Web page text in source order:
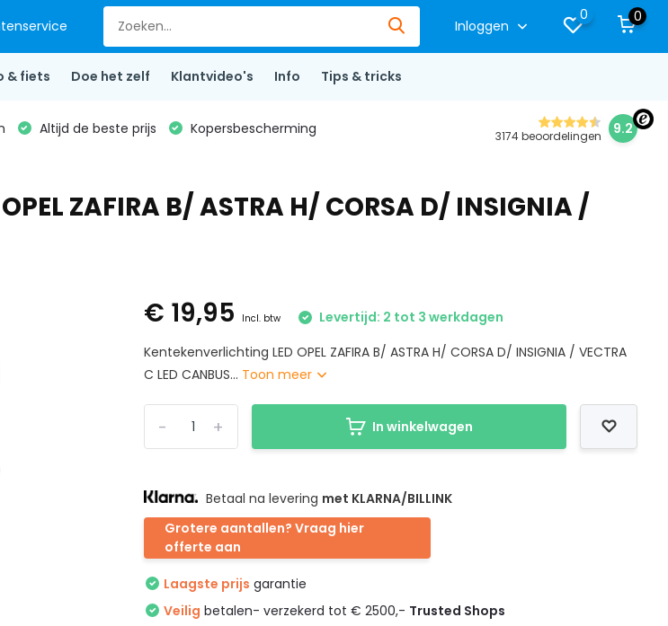
Inloggen
0 0
& fiets Doe het zelf Klantvideo's Info Tips & tricks
Altijd de beste prijs Kopersbescherming 3174 beoordelingen 9.2
ZAFIRA B/ ASTRA H/ CORSA D/ INSIGNIA /
€ 19,95 Incl. btw
Levertijd: 2 tot 3 werkdagen
Kentekenverlichting LED OPEL ZAFIRA B/ ASTRA H/ CORSA D/ INSIGNIA / VECTRA
C LED CANBUS... Toon meer
+
- In winkelwagen
Betaal na levering met KLARNA/BILLINK
Grotere aantallen? Vraag hier
offerte aan
Laagste prijs garantie
Veilig betalen- verzekerd tot € 2500,- Trusted Shops